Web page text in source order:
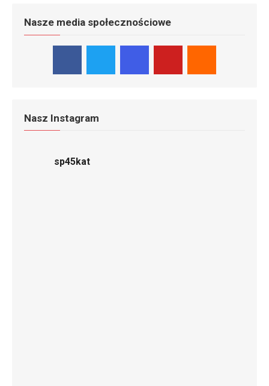
Nasze media społecznościowe
Nasz Instagram
sp45kat